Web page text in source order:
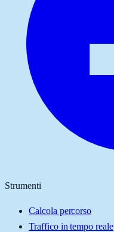
Strumenti
Calcola percorso
Traffico in tempo reale